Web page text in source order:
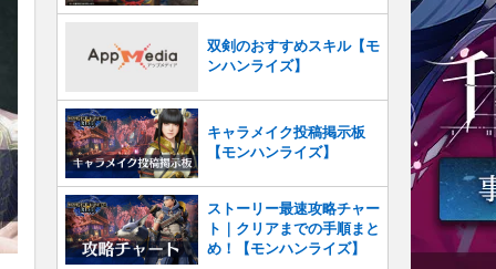
双剣のおすすめスキル【モ
ンハンライズ】
キャラメイク投稿掲示板
【モンハンライズ】
ストーリー最速攻略チャー
ト｜クリアまでの手順まと
め！【モンハンライズ】